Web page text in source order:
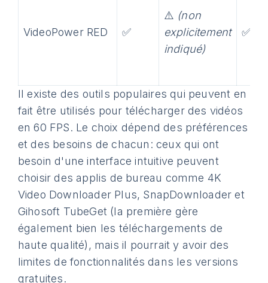
VideoPower RED ✅
⚠️ (non
explicitement
indiqué)
✅
Il existe des outils populaires qui peuvent en
fait être utilisés pour télécharger des vidéos
en 60 FPS. Le choix dépend des préférences
et des besoins de chacun: ceux qui ont
besoin d'une interface intuitive peuvent
choisir des applis de bureau comme 4K
Video Downloader Plus, SnapDownloader et
Gihosoft TubeGet (la première gère
également bien les téléchargements de
haute qualité), mais il pourrait y avoir des
limites de fonctionnalités dans les versions
gratuites.